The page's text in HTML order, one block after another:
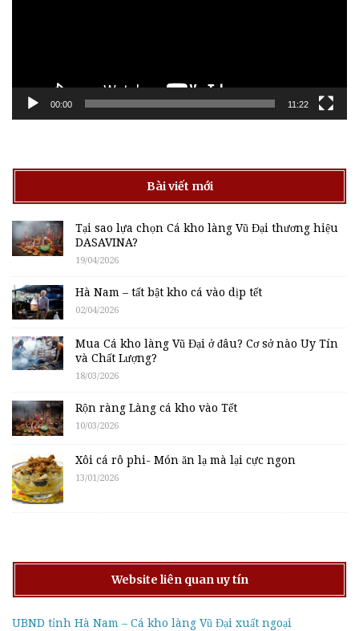
00:00 11:22
Bài viết mới
Tại sao lựa chọn Cá kho làng Vũ Đại thương hiệu
DASAVINA?
19/04/2026
Hà Nam – tất bật kho cá vào dịp tết
02/04/2026
Mua Cá kho làng Vũ Đại ở đâu? Cơ sở nào Uy Tín
và Chất Lượng?
18/03/2026
Rộn ràng Làng cá kho vào Tết
10/03/2026
Xôi cá rô phi- Món ăn lạ mà lại cực ngon
13/01/2026
Website liên quan uy tín
UBND tỉnh Hà Nam – Cá kho làng Vũ Đại xuất ngoại